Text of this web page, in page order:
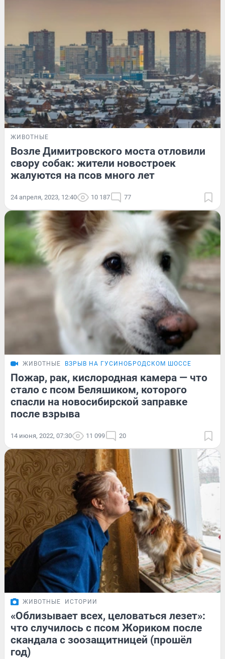
ЖИВОТНЫЕ
Возле Димитровского моста отловили
свору собак: жители новостроек
жалуются на псов много лет
24 апреля, 2023, 12:40 10 187 77
ЖИВОТНЫЕ ВЗРЫВ НА ГУСИНОБРОДСКОМ ШОССЕ
Пожар, рак, кислородная камера — что
стало с псом Беляшиком, которого
спасли на новосибирской заправке
после взрыва
14 июня, 2022, 07:30 11 099 20
ЖИВОТНЫЕ ИСТОРИИ
«Облизывает всех, целоваться лезет»:
что случилось с псом Жориком после
скандала с зоозащитницей (прошёл
год)